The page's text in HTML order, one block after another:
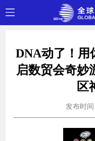
DNA动了！用
启数贸会奇妙
区
发布时